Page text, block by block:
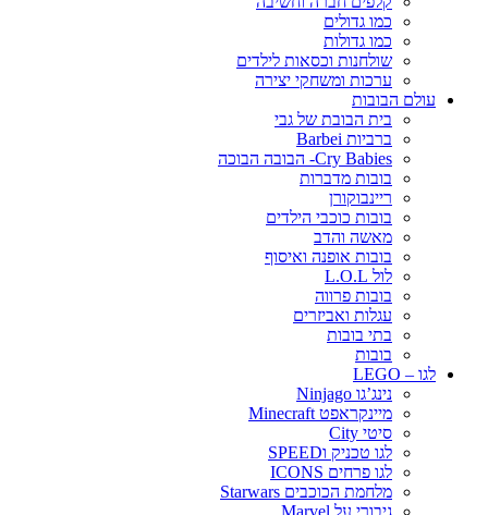
כמו גדולים
כמו גדולות
שולחנות וכסאות לילדים
ערכות ומשחקי יצירה
עולם הבובות
בית הבובת של גבי
ברביות Barbei
Cry Babies- הבובה הבוכה
בובות מדברות
ריינבוקורן
בובות כוכבי הילדים
מאשה והדב
בובות אופנה ואיסוף
לול L.O.L
בובות פרווה
עגלות ואביזרים
בתי בובות
בובות
לגו – LEGO
נינג’גו Ninjago
מיינקראפט Minecraft
סיטי City
לגו טכניק וSPEED
לגו פרחים ICONS
מלחמת הכוכבים Starwars
גיבורי על Marvel